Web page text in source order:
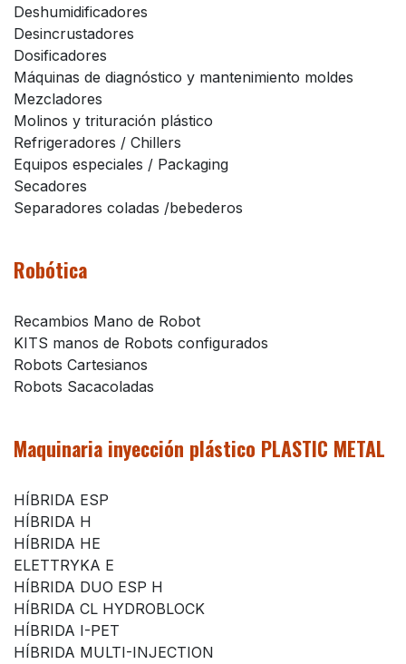
Deshumidificadores
Desincrustadores
Dosificadores
Máquinas de diagnóstico y mantenimiento moldes
Mezcladores
Molinos y trituración plástico
Refrigeradores / Chillers
Equipos especiales / Packaging
Secadores
Separadores coladas /bebederos
Robótica
Recambios Mano de Robot
KITS manos de Robots configurados
Robots Cartesianos
Robots Sacacoladas
Maquinaria inyección plástico PLASTIC METAL
HÍBRIDA ESP
HÍBRIDA H
HÍBRIDA HE
ELETTRYKA E
HÍBRIDA DUO ESP H
HÍBRIDA CL HYDROBLOCK
HÍBRIDA I-PET
HÍBRIDA MULTI-INJECTION